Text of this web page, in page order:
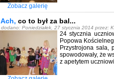
Zobacz galerię
Ach, co to był za bal...
dodano: Poniedziałek, 27 stycznia 2014 przez:
24 stycznia
Popowa
Przystrojona sala,
spowodowały, że
z apetytem